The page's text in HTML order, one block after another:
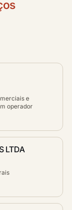
e
operador
LTDA